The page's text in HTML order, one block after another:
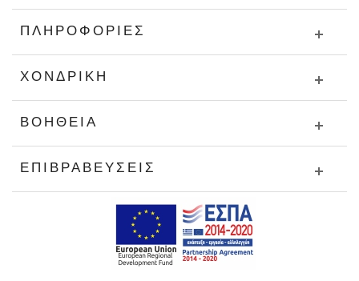
ΠΛΗΡΟΦΟΡΊΕΣ
ΧΟΝΔΡΙΚΉ
ΒΟΉΘΕΙΑ
ΕΠΙΒΡΑΒΕΎΣΕΙΣ